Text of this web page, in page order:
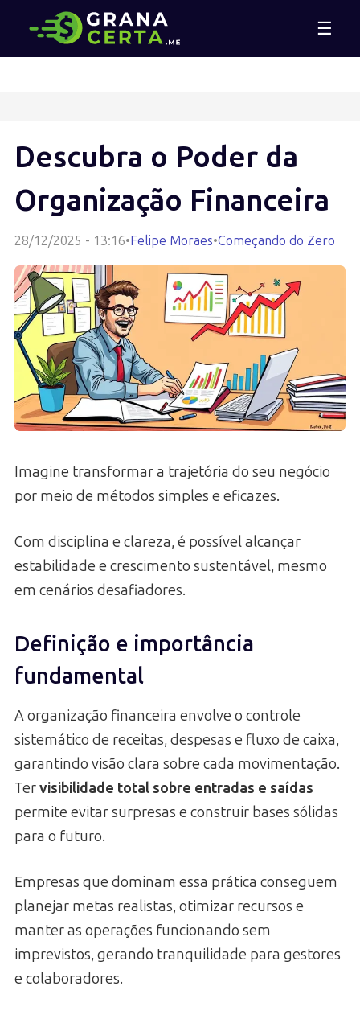
☰
Descubra o Poder da
Organização Financeira
28/12/2025 - 13:16•Felipe Moraes•Começando do Zero
Imagine transformar a trajetória do seu negócio
por meio de métodos simples e eficazes.
Com disciplina e clareza, é possível alcançar
estabilidade e crescimento sustentável, mesmo
em cenários desafiadores.
Definição e importância
fundamental
A organização financeira envolve o controle
sistemático de receitas, despesas e fluxo de caixa,
garantindo visão clara sobre cada movimentação.
Tervisibilidade total sobre entradas e saídas
permite evitar surpresas e construir bases sólidas
para o futuro.
Empresas que dominam essa prática conseguem
planejar metas realistas, otimizar recursos e
manter as operações funcionando sem
imprevistos, gerando tranquilidade para gestores
e colaboradores.